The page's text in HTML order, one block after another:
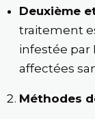
Deuxième
traitement
infestée par
affectées
Méthodes